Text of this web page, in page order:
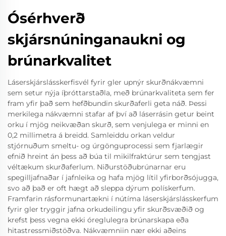
Ósérhverð
skjársnúninganaukni og
brúnarkvalitet
Láserskjárslásskerfisvél fyrir gler upnýr skurðnákvæmni
sem setur nýja íþróttarstaðla, með brúnarkvaliteta sem fer
fram yfir það sem hefðbundin skurðaferli geta náð. Þessi
merkilega nákvæmni stafar af því að láserrásin getur beint
orku í mjög neikvæðan skurð, sem venjulega er minni en
0,2 millimetra á breidd. Samleiddu orkan veldur
stjórnuðum smeltu- og úrgönguprocessi sem fjarlægir
efnið hreint án þess að búa til mikilfraktúrur sem tengjast
véltækum skurðaferlum. Niðurstöðubrúnarnar eru
spegilljafnaðar í jafnleika og hafa mjög lítil yfirborðsójugga,
svo að það er oft hægt að sleppa dýrum polískerfum.
Framfarin rásformunartækni í nútíma láserskjárslásskerfum
fyrir gler tryggir jafna orkudeilingu yfir skurðsvæðið og
krefst þess vegna ekki óreglulegra brúnarskapa eða
hitastressmiðstöðva. Nákvæmniin nær ekki aðeins